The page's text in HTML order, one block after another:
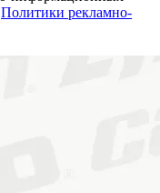
Политики рекламно-